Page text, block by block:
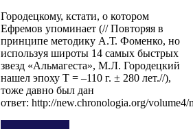
Городецкому, кстати, о котором
Ефремов упоминает (// Повторяя в
принципе методику А.Т. Фоменко, но
используя широты 14 самых быстрых
звезд «Альмагеста», М.Л. Городецкий
нашел эпоху Т = –110 г. ± 280 лет.//),
тоже давно был дан
ответ: http://new.chronologia.org/volume4/